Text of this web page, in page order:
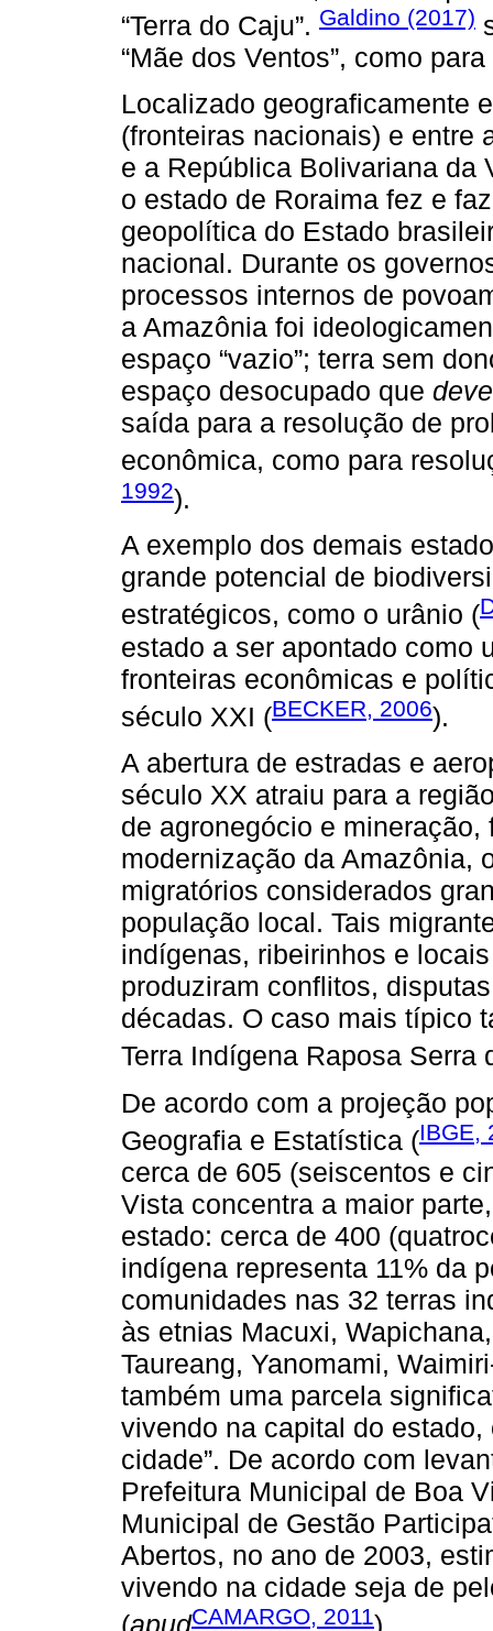
“Terra do Caju”. Galdino (2017)
“Mãe dos Ventos”, como
Localizado geograficamente
(fronteiras nacionais) e entre
e a República Bolivariana da
o estado de Roraima fez e
geopolítica do Estado
nacional. Durante os
processos internos de
a Amazônia foi
espaço “vazio”; terra sem
espaço desocupado que
saída para a resolução de
econômica, como para
1992).
A exemplo dos demais
grande potencial de
estratégicos, como o urânio (
estado a ser apontado como
fronteiras econômicas e
século XXI (BECKER, 2006).
A abertura de estradas e
século XX atraiu para a
de agronegócio e
modernização da Amazônia,
migratórios considerados
população local. Tais
indígenas, ribeirinhos e
produziram conflitos,
décadas. O caso mais típico
Terra Indígena Raposa Serra
De acordo com a projeção
Geografia e Estatística (IBGE,
cerca de 605 (seiscentos e
Vista concentra a maior
estado: cerca de 400
indígena representa 11% da
comunidades nas 32 terras
às etnias Macuxi,
Taureang, Yanomami,
também uma parcela
vivendo na capital do
cidade”. De acordo com
Prefeitura Municipal de Boa
Municipal de Gestão
Abertos, no ano de 2003,
vivendo na cidade seja de
(apudCAMARGO, 2011).